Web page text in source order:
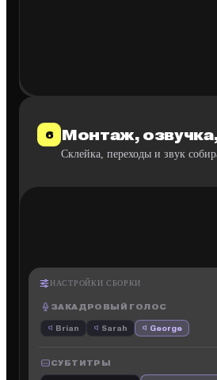
6 Монтаж,
Склейка, переходы и звук
НАСТРОЙКИ СБОРКИ
ЗАКАДРОВЫЙ ГОЛОС
Brian Sarah George
СУБТИТРЫ